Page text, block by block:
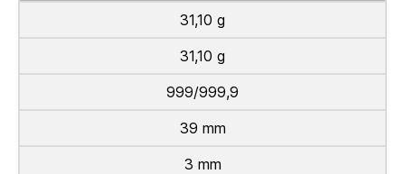
31,10 g
31,10 g
999/999,9
39 mm
3 mm